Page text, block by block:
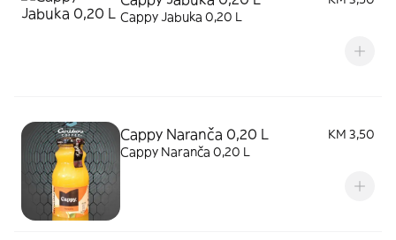
Cappy Jabuka 0,20 L
Cappy Naranča 0,20 L
KM 3,50
Cappy Naranča 0,20 L